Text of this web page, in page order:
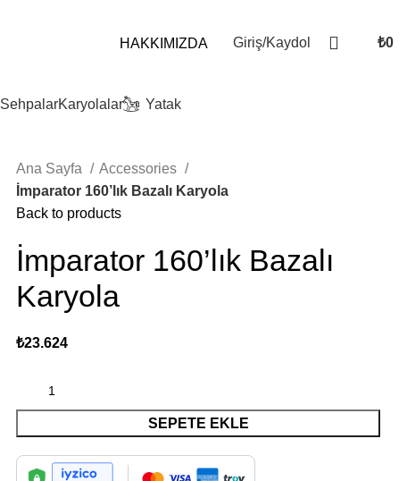
HAKKIMIZDA Giriş/Kaydol ₺0
SehpalarKaryolalar Yatak
Ana Sayfa
Accessories
İmparator 160’lık Bazalı Karyola
Back to products
İmparator 160’lık Bazalı
Karyola
₺23.624
SEPETE EKLE